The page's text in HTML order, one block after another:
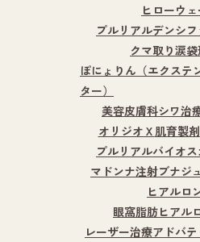
ヒローウ
プルリアルデンシフ
クマ取り涙
ぽにょりん（エクステ
ター）
美容皮膚科シワ治
オリジオＸ 肌育製剤
プルリアルバイオ
マドンナ注射ブナジ
ヒアルロ
眼窩脂肪ヒアル
レーザー治療アドバ